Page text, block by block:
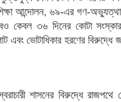
আন্দোলন, ৬৯-এর গণ-অভ্যুত্থান
কেবল ৩৬ দিনের কোটা
এবং ভোটাধিকার হরণের
শাসনের বিরুদ্ধে